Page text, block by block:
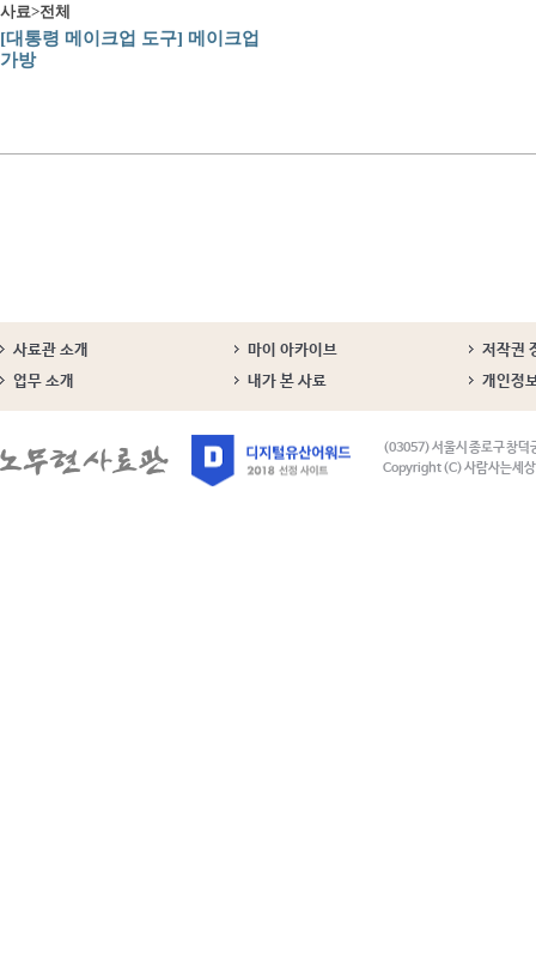
사료>전체
[대통령 메이크업 도구] 메이크업
가방
사료관 소개 마이 아카이브
저작권
업무 소개
내가 본 사료 개인정
(03057) 서울시 종로구 창덕
Copyright (C) 사람사는세